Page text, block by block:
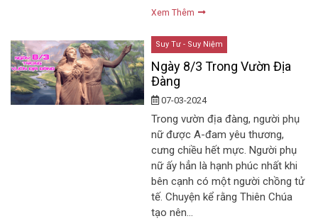
Xem Thêm
Suy Tư - Suy Niệm
Ngày 8/3 Trong Vườn Địa
Đàng
07-03-2024
Trong vườn địa đàng, người phụ
nữ được A-đam yêu thương,
cưng chiều hết mực. Người phụ
nữ ấy hẳn là hạnh phúc nhất khi
bên cạnh có một người chồng tử
tế. Chuyện kể rằng Thiên Chúa
tạo nên…